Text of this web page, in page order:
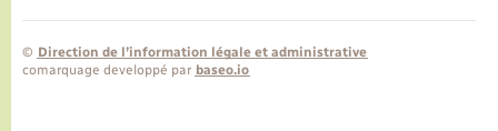
© Direction de l’information légale et administrative
comarquage developpé par baseo.io